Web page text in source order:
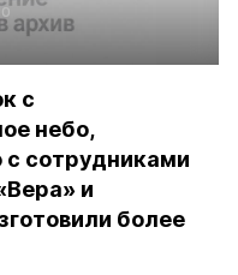
с
небо,
с сотрудниками
и
более